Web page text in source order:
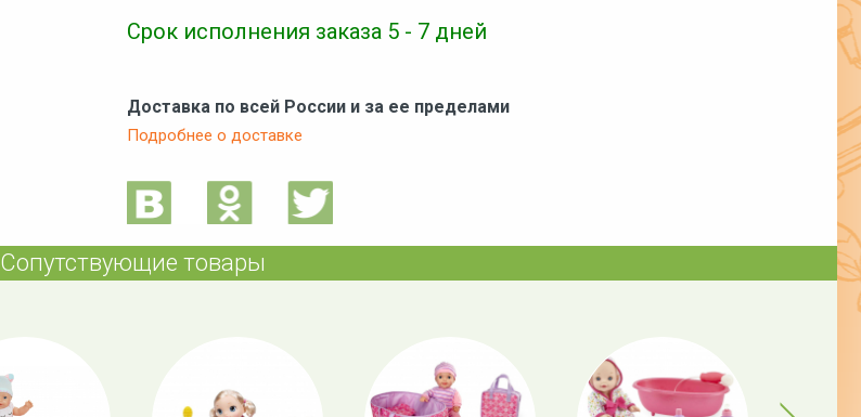
Срок исполнения заказа 5 - 7 дней
Доставка по всей России и за ее пределами
Подробнее о доставке
Сопутствующие товары